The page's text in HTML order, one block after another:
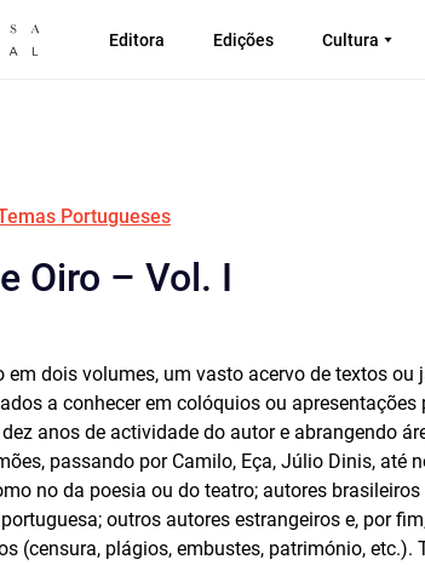
Editora Edições Cultura
Portugueses
Oiro – Vol. I
em dois volumes, um vasto acervo de textos
a conhecer em colóquios ou
anos de actividade do autor e abrangendo
passando por Camilo, Eça, Júlio Dinis, até
no da poesia ou do teatro; autores
outros autores estrangeiros e, por
(censura, plágios, embustes, património, etc.).